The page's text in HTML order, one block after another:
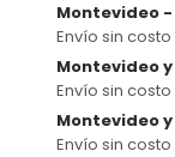
Montevideo -
Envío sin
Montevideo
Envío sin
Montevideo
Envío sin